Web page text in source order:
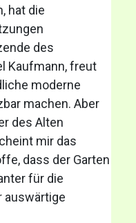
hat die
des
Kaufmann, freut
moderne
machen. Aber
des Alten
mir das
dass der Garten
für die
auswärtige